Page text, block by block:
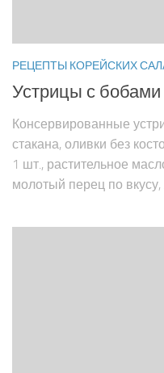
РЕЦЕПТЫ КОРЕЙСКИХ
Устрицы с бобами
Консервированные
стака­на, оливки без
1 шт., растительное
мо­лотый перец по вкусу,